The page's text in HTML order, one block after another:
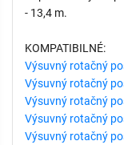
- 13,4 m.
KOMPATIBILNÉ:
Výsuvný rotačný
Výsuvný rotačný
Výsuvný rotačný
Výsuvný rotačný
Výsuvný rotačný